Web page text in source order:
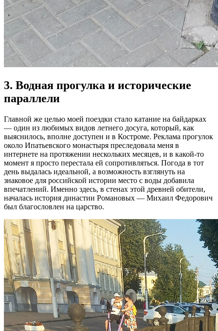
3. Водная прогулка и исторические
параллели
Главной же целью моей поездки стало катание на байдарках
— один из любимых видов летнего досуга, который, как
выяснилось, вполне доступен и в Костроме. Реклама прогулок
около Ипатьевского монастыря преследовала меня в
интернете на протяжении нескольких месяцев, и в какой-то
момент я просто перестала ей сопротивляться. Погода в тот
день выдалась идеальной, а возможность взглянуть на
знаковое для российской истории место с воды добавила
впечатлений. Именно здесь, в стенах этой древней обители,
началась история династии Романовых — Михаил Федорович
был благословлен на царство.